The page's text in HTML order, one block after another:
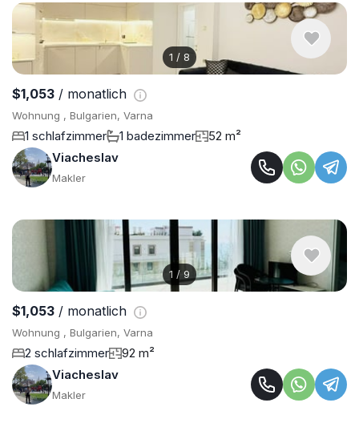
1 / 8
$1,053 / monatlich
Wohnung , Bulgarien, Varna
1 schlafzimmer 1 badezimmer
52 m²
Viacheslav
Makler
1 / 9
$1,053 / monatlich
Wohnung , Bulgarien, Varna
2 schlafzimmer
92 m²
Viacheslav
Makler